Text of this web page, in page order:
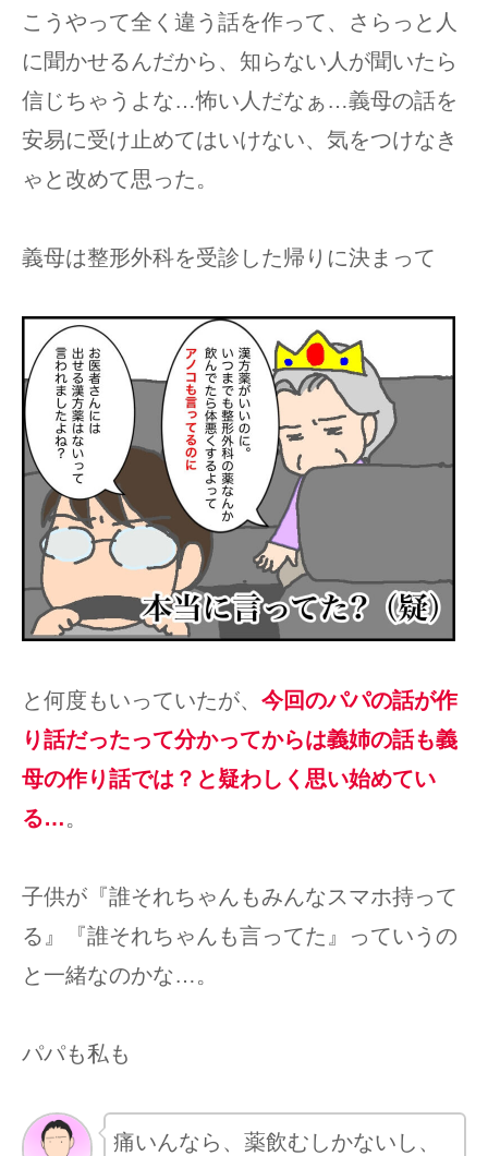
こうやって全く違う話を作って、さらっと人
に聞かせるんだから、知らない人が聞いたら
信じちゃうよな…怖い人だなぁ…義母の話を
安易に受け止めてはいけない、気をつけなき
ゃと改めて思った。
義母は整形外科を受診した帰りに決まって
と何度もいっていたが、 今回のパパの話が作
り話だったって分かってからは義姉の話も義
母の作り話では？と疑わしく思い始めてい
る…。
子供が『誰それちゃんもみんなスマホ持って
る』『誰それちゃんも言ってた』っていうの
と一緒なのかな…。
パパも私も
痛いんなら、薬飲むしかないし、